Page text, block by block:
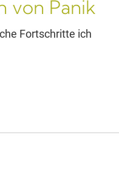
von Panik
Fortschritte ich